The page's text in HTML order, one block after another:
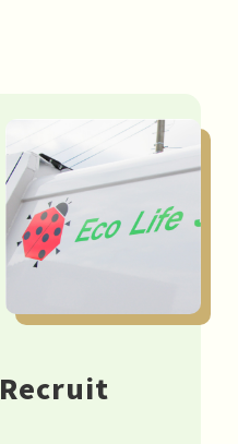
Recruit